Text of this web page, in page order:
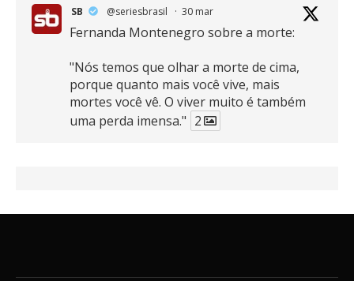
SB @seriesbrasil · 30 mar
Fernanda Montenegro sobre a morte:
"Nós temos que olhar a morte de cima,
porque quanto mais você vive, mais
mortes você vê. O viver muito é também
uma perda imensa." 2
16 389 X